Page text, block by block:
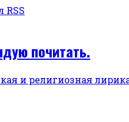
RSS
почитать.
и религиозная